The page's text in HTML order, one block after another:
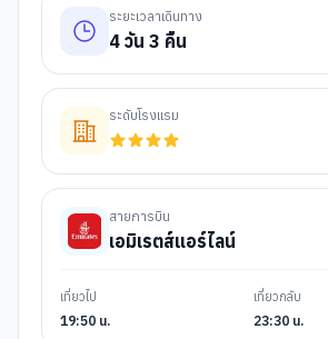
ระยะเวลาเดินทาง
4 วัน 3 คืน
ระดับโรงแรม
สายการบิน
เอมิเรตส์แอร์ไลน์
เที่ยวไป
19:50 น.
เที่ยวกลับ
23:30 น.